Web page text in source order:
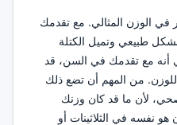
في الوزن المثالي. مع تقدمك
طبيعي وتميل الكتلة
أنه مع تقدمك في السن، قد
للوزن. من المهم أن تضع ذلك
لأن ما قد كان وزنك
نفسه في الثلاثينات أو